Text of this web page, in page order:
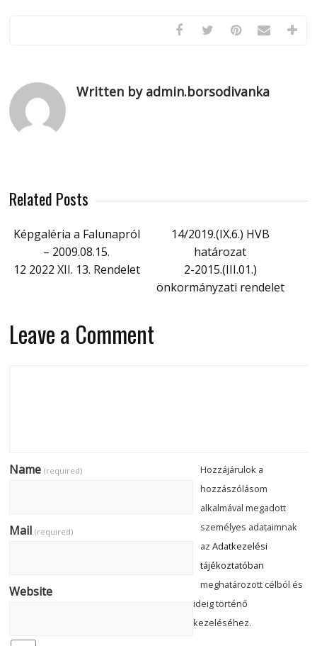
Written by admin.borsodivanka
Related Posts
Képgaléria a Falunapról
– 2009.08.15.
14/2019.(IX.6.) HVB
határozat
12 2022 XII. 13. Rendelet
2-2015.(III.01.)
önkormányzati rendelet
Leave a Comment
Name(required)
Mail(required)
Website
Hozzájárulok a
hozzászólásom
alkalmával megadott
személyes adataimnak
azAdatkezelési
tájékoztatóban
meghatározott célból és
ideig történő
kezeléséhez.